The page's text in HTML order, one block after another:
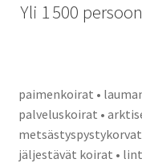
Yli 1 500
paimenkoirat •
palveluskoirat •
jäljestävät koirat •